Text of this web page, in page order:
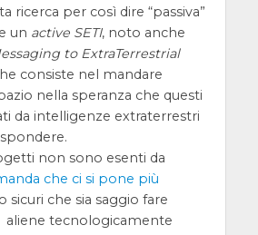
ricerca per così dire “passiva”
un active SETI, noto anche
to ExtraTerrestrial
consiste nel mandare
nella speranza che questi
da intelligenze extraterrestri
non sono esenti da
che ci si pone più
sicuri che sia saggio fare
aliene tecnologicamente